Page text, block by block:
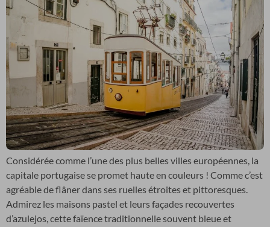
Considérée comme l’une des plus belles villes européennes, la
capitale portugaise se promet haute en couleurs ! Comme c’est
agréable de flâner dans ses ruelles étroites et pittoresques.
Admirez les maisons pastel et leurs façades recouvertes
d’azulejos, cette faïence traditionnelle souvent bleue et